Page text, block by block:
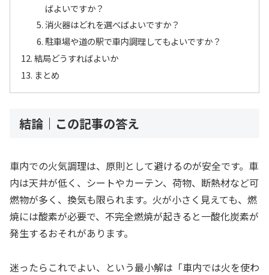
ばよいですか？
消火器はどれを選べばよいですか？
駐車場や道の駅で車内調理してもよいですか？
結局どうすればよいか
まとめ
結論｜この記事の答え
車内での火気調理は、原則として避けるのが安全です。車
内は天井が低く、シートやカーテン、荷物、断熱材など可
燃物が多く、換気も限られます。火が小さく見えても、燃
焼には酸素が必要で、不完全燃焼が起きると一酸化炭素が
発生するおそれがあります。
迷ったらこれでよい、という最小解は「車内では火を使わ